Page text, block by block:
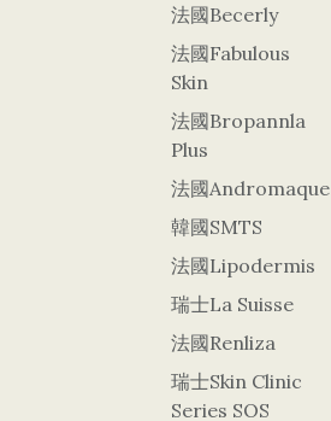
法國Becerly
法國Fabulous
Skin
法國Bropannla
Plus
法國Andromaque
韓國sMTS
法國Lipodermis
瑞士La Suisse
法國Renliza
瑞士Skin Clinic
Series SOS